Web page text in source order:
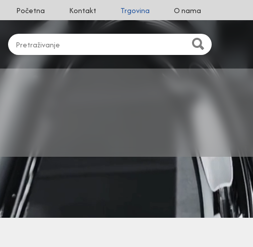
Početna Kontakt Trgovina O nama